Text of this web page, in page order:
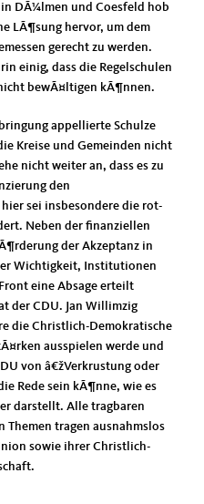
DÃ¼lmen und Coesfeld hob
LÃ¶sung hervor, um dem
gerecht zu werden.
einig, dass die Regelschulen
bewÃ¤ltigen kÃ¶nnen.
appellierte Schulze
Kreise und Gemeinden nicht
nicht weiter an, dass es zu
den
sei insbesondere die rot-
Neben der finanziellen
der Akzeptanz in
Wichtigkeit, Institutionen
eine Absage erteilt
der CDU. Jan Willimzig
die Christlich-Demokratische
ausspielen werde und
von â€žVerkrustung oder
Rede sein kÃ¶nne, wie es
darstellt. Alle tragbaren
Themen tragen ausnahmslos
sowie ihrer Christlich-